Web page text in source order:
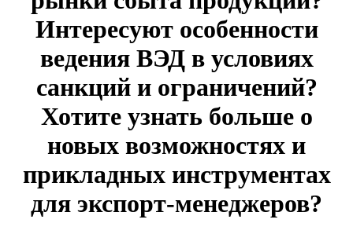
Интересуют особенности
ведения ВЭД в условиях
санкций и ограничений?
Хотите узнать больше о
новых возможностях и
прикладных инструментах
для экспорт-менеджеров?